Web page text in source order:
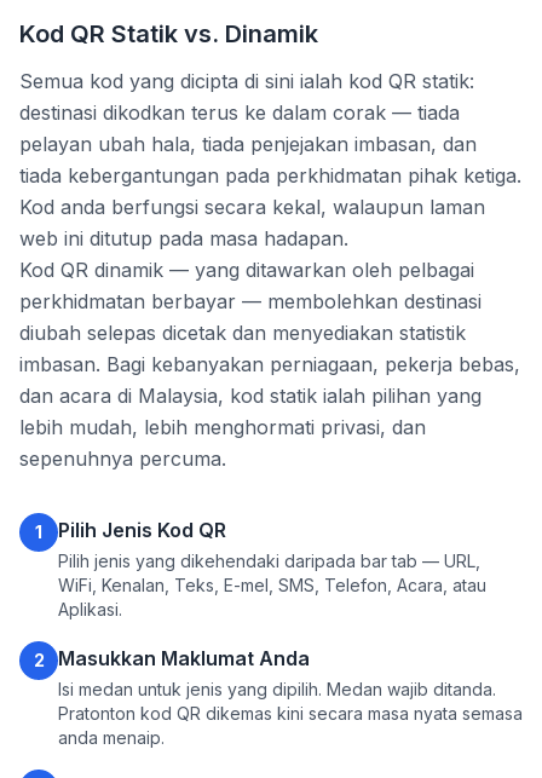
Kod QR Statik vs. Dinamik
Semua kod yang dicipta di sini ialah kod QR statik:
destinasi dikodkan terus ke dalam corak — tiada
pelayan ubah hala, tiada penjejakan imbasan, dan
tiada kebergantungan pada perkhidmatan pihak ketiga.
Kod anda berfungsi secara kekal, walaupun laman
web ini ditutup pada masa hadapan.
Kod QR dinamik — yang ditawarkan oleh pelbagai
perkhidmatan berbayar — membolehkan destinasi
diubah selepas dicetak dan menyediakan statistik
imbasan. Bagi kebanyakan perniagaan, pekerja bebas,
dan acara di Malaysia, kod statik ialah pilihan yang
lebih mudah, lebih menghormati privasi, dan
sepenuhnya percuma.
1 Pilih Jenis Kod QR
Pilih jenis yang dikehendaki daripada bar tab — URL,
WiFi, Kenalan, Teks, E-mel, SMS, Telefon, Acara, atau
Aplikasi.
2 Masukkan Maklumat Anda
Isi medan untuk jenis yang dipilih. Medan wajib ditanda.
Pratonton kod QR dikemas kini secara masa nyata semasa
anda menaip.